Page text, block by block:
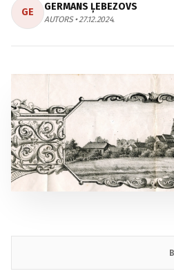
GE GERMANS ĻEBEZOVS
AUTORS • 27.12.2024.